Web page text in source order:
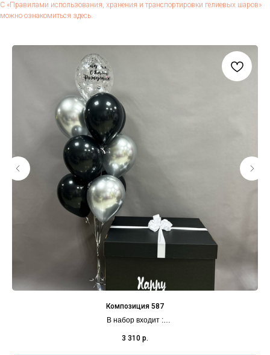
С «Пра­вила­ми ис­поль­зо­вания, хра­нения и тран­спор­ти­ров­ки ге­ли­евых ша­ров»
мож­но оз­на­комить­ся здесь.
Композиция 587
В набор входит :
Фонтан из 5 черных Шаров ,
3 310 р.